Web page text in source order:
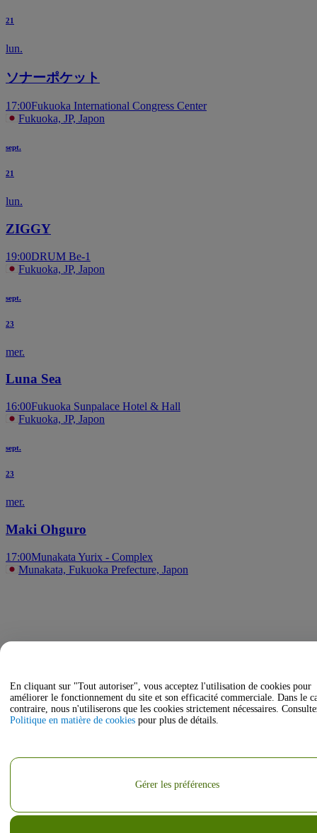
21
lun.
ソナーポケット
17:00Fukuoka International Congress Center
Fukuoka, JP, Japon
sept.
21
lun.
ZIGGY
19:00DRUM Be-1
Fukuoka, JP, Japon
sept.
23
mer.
Luna Sea
16:00Fukuoka Sunpalace Hotel & Hall
Fukuoka, JP, Japon
sept.
23
mer.
Maki Ohguro
17:00Munakata Yurix - Complex
Munakata, Fukuoka Prefecture, Japon
En cliquant sur "Tout autoriser", vous acceptez l'utilisation de cookies pour
améliorer le fonctionnement du site et son efficacité commerciale. Dans le
contraire, nous n'utiliserons que les cookies strictement nécessaires.
Politique en matière de cookies pour plus de détails.
Gérer les préférences